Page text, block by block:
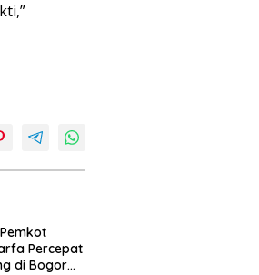
Percepat
di Bogor